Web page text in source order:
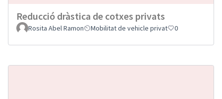
Reducció dràstica de cotxes privats
Rosita Abel Ramon Mobilitat de vehicle privat 0